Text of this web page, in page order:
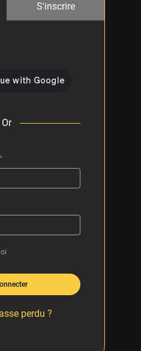
S'inscrire
Or
*
perdu ?